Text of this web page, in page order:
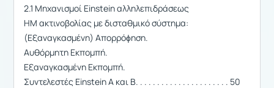
2.1 Μηχανισμοί Einstein αλληλεπιδράσεως
ΗΜ ακτινοβολίας με δισταθμικό σύστημα:
(Εξαναγκασμένη) Απορρόϕηση.
Αυθόρμητη Εκπομπή.
Εξαναγκασμένη Εκπομπή.
Συντελεστές Einstein A και B. . . . . . . . . . . . . . . . . . . . . . 50